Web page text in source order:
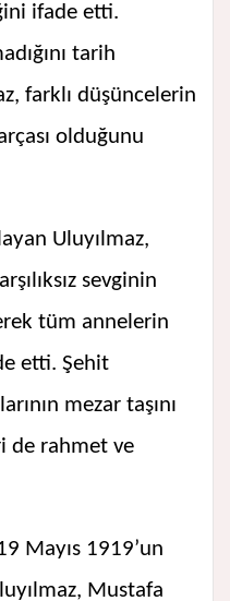
ifade etti.
tarih
farklı düşüncelerin
olduğunu
Uluyılmaz,
sevginin
tüm annelerin
etti. Şehit
mezar taşını
de rahmet ve
Mayıs 1919’un
Mustafa